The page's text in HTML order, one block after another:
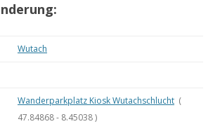
Wutach
Wanderparkplatz Kiosk Wutachschlucht (
47.84868 - 8.45038 )